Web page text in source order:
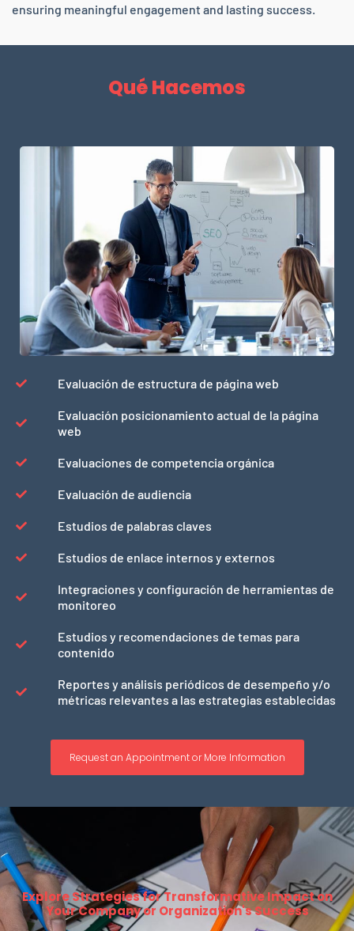
ensuring meaningful engagement and lasting success.
Qué Hacemos
Evaluación de estructura de página web
Evaluación posicionamiento actual de la página
web
Evaluaciones de competencia orgánica
Evaluación de audiencia
Estudios de palabras claves
Estudios de enlace internos y externos
Integraciones y configuración de herramientas de
monitoreo
Estudios y recomendaciones de temas para
contenido
Reportes y análisis periódicos de desempeño y/o
métricas relevantes a las estrategias establecidas
Request an Appointment or More Information
Explore Strategies for Transformative Impact on
Your Company or Organization's Success